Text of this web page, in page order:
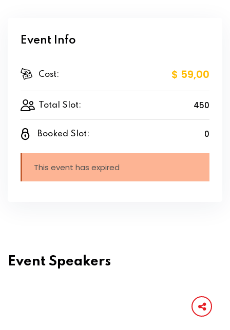
Event Info
Cost: $ 59,00
Total Slot: 450
Booked Slot: 0
This event has expired
Event Speakers